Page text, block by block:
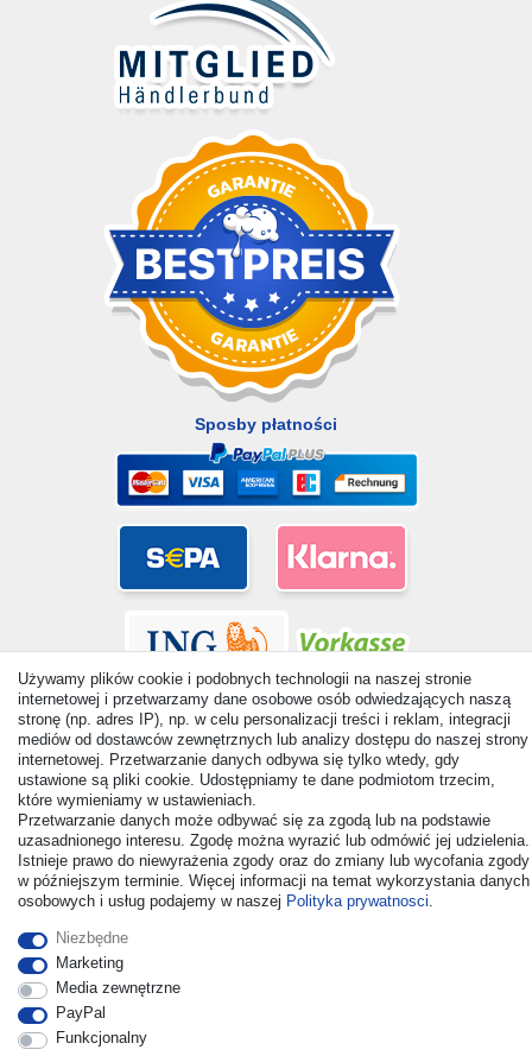
Sposby płatności
© Copyright 2026 | Wszelkie prawa zastrzezone. - All rights
reserved. Prices incl. VAT. 19% VAT Basic prices see article detail
| * Applies to deliveries to the UK!
Używamy plików cookie i podobnych technologii na naszej stronie
internetowej i przetwarzamy dane osobowe osób odwiedzających naszą
stronę (np. adres IP), np. w celu personalizacji treści i reklam, integracji
mediów od dostawców zewnętrznych lub analizy dostępu do naszej strony
internetowej. Przetwarzanie danych odbywa się tylko wtedy, gdy
ustawione są pliki cookie. Udostępniamy te dane podmiotom trzecim,
które wymieniamy w ustawieniach.
Przetwarzanie danych może odbywać się za zgodą lub na podstawie
uzasadnionego interesu. Zgodę można wyrazić lub odmówić jej udzielenia.
Istnieje prawo do niewyrażenia zgody oraz do zmiany lub wycofania zgody
w późniejszym terminie. Więcej informacji na temat wykorzystania danych
osobowych i usług podajemy w naszej Polityka prywatnosci.
Niezbędne
Marketing
Media zewnętrzne
PayPal
Funkcjonalny
Odstąp od umowy tutaj Kontakt